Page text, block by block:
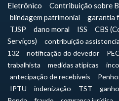
Eletrônico
Contribuição sobre
blindagem patrimonial
garantia
TJSP
dano moral ISS
CBS
Serviços)
contribuição
132
notificação do devedor
trabalhista
medidas atípicas
antecipação de recebíveis
IPTU
indenização TST